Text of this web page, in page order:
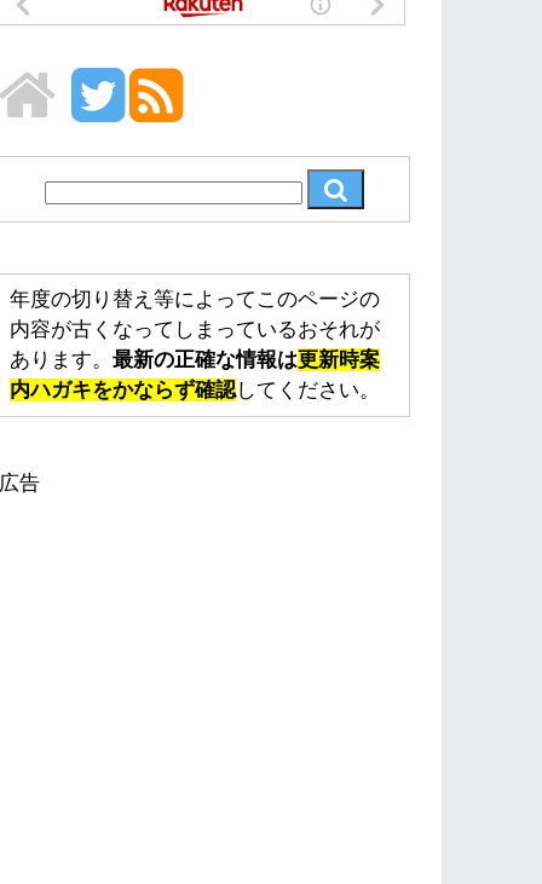
年度の切り替え等によってこのページの
内容が古くなってしまっているおそれが
あります。最新の正確な情報は更新時案
内ハガキをかならず確認してください。
告